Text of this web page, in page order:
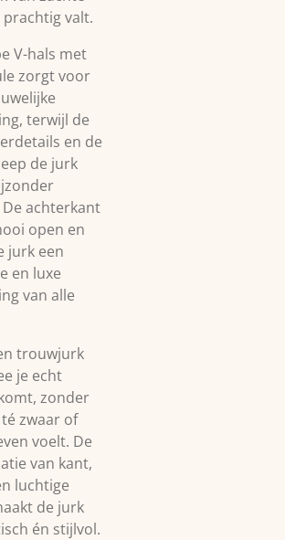
valt.
V-hals met
zorgt voor
terwijl de
en de
de jurk
De achterkant
open en
jurk een
en luxe
van alle
trouwjurk
je echt
zonder
zwaar of
voelt. De
van kant,
luchtige
de jurk
én stijlvol.